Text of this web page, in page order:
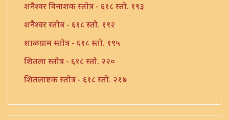
शनैश्वर विनाशक स्तोत्र - ६१८ स्तो. १९३
शनैश्वर स्तोत्र - ६१८ स्तो. १९२
शाळग्राम स्तोत्र - ६१८ स्तो. १९५
शितला स्तोत्र - ६१८ स्तो. २२०
शितलाष्टक स्तोत्र - ६१८ स्तो. २१७
शिव नामावली - ६१८ स्तो. ३९०